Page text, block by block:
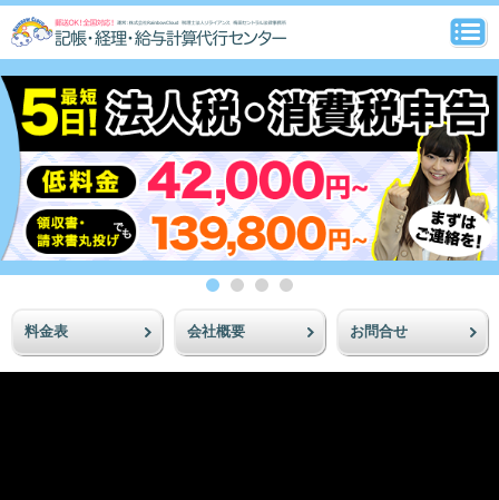
料金表 会社概要 お問合せ